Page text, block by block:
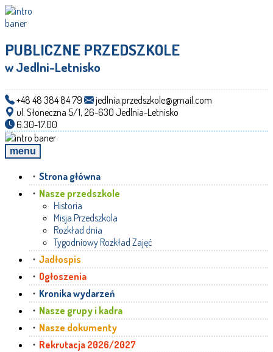
PUBLICZNE PRZEDSZKOLE
w Jedlni-Letnisko
+48 48 384 84 79
jedlnia.przedszkole@gmail.com
ul. Słoneczna 5/1, 26-630 Jedlnia-Letnisko
6.30-17.00
menu
Strona główna
Nasze przedszkole
Historia
Misja Przedszkola
Rozkład dnia
Tygodniowy Rozkład Zajęć
Jadłospis
Ogłoszenia
Kronika wydarzeń
Nasze grupy i kadra
Nasze dokumenty
Rekrutacja 2026/2027